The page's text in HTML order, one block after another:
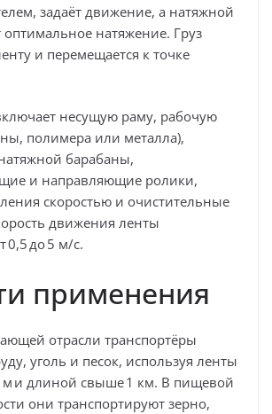
задаёт движение, а натяжной
натяжение. Груз
и перемещается к точке
несущую раму, рабочую
полимера или металла),
барабаны,
и направляющие ролики,
скоростью и очистительные
движения ленты
0,5до5 м/с.
применения
отрасли транспортёры
уголь и песок, используя ленты
м и длиной свыше1 км. В пищевой
они транспортируют зерно,